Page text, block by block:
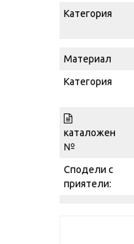
Категория
Материал
Категория
каталожен
№
Сподели с
приятели: